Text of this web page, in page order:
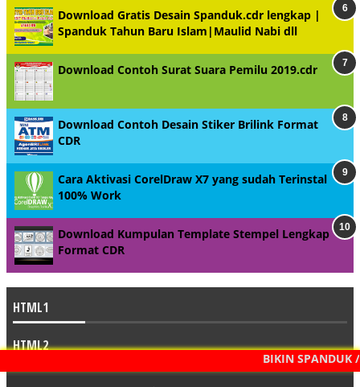
Download Gratis Desain Spanduk.cdr lengkap |
Spanduk Tahun Baru Islam|Maulid Nabi dll
Download Contoh Surat Suara Pemilu 2019.cdr
Download Contoh Desain Stiker Brilink Format
CDR
Cara Aktivasi CorelDraw X7 yang sudah Terinstal
100% Work
Download Kumpulan Template Stempel Lengkap
Format CDR
HTML1
BIKIN SPANDUK
HTML2